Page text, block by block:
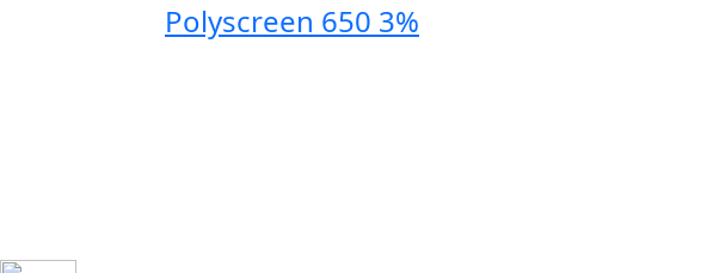
Polyscreen 650 3%